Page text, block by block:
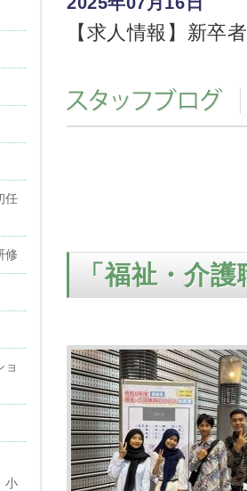
スタッフブログ
「福祉・介
任
修
ョ
小